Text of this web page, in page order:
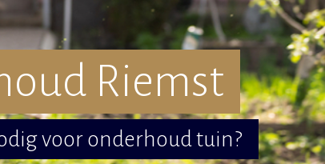
Riemst
voor onderhoud tuin?